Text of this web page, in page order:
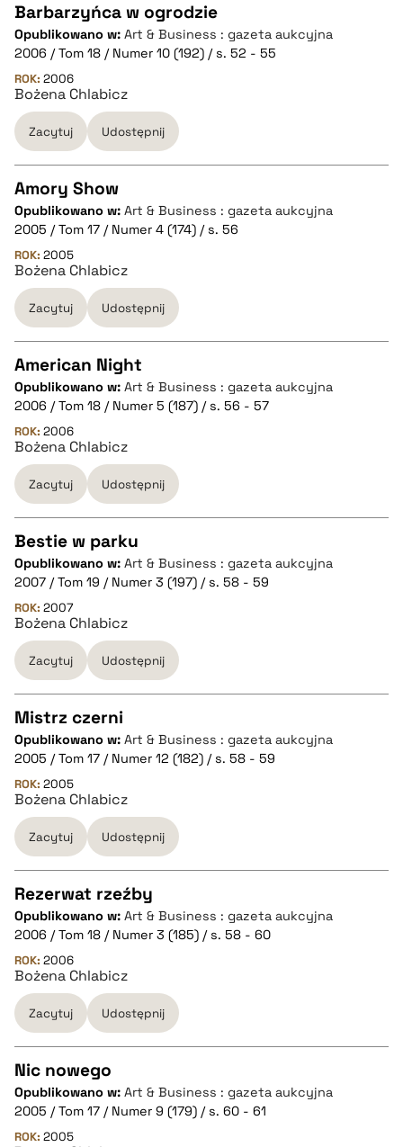
pobierz cytat
CZYSTY TEKST
pobierz cytat
BIBTEX
pobierz cytat
Barbarzyńca w ogrodzie
Opublikowano w: Art & Business : gazeta aukcyjna
2006 / Tom 18 / Numer 10 (192) / s. 52 - 55
ROK: 2006
Bożena Chlabicz
Zacytuj Udostępnij
CZYSTY TEKST
pobierz cytat
BIBTEX
pobierz cytat
Amory Show
Opublikowano w: Art & Business : gazeta aukcyjna
2005 / Tom 17 / Numer 4 (174) / s. 56
ROK: 2005
Bożena Chlabicz
Zacytuj Udostępnij
CZYSTY TEKST
pobierz cytat
BIBTEX
pobierz cytat
American Night
Opublikowano w: Art & Business : gazeta aukcyjna
2006 / Tom 18 / Numer 5 (187) / s. 56 - 57
ROK: 2006
Bożena Chlabicz
Zacytuj Udostępnij
CZYSTY TEKST
pobierz cytat
BIBTEX
pobierz cytat
Bestie w parku
Opublikowano w: Art & Business : gazeta aukcyjna
2007 / Tom 19 / Numer 3 (197) / s. 58 - 59
ROK: 2007
Bożena Chlabicz
Zacytuj Udostępnij
CZYSTY TEKST
pobierz cytat
BIBTEX
pobierz cytat
Mistrz czerni
Opublikowano w: Art & Business : gazeta aukcyjna
2005 / Tom 17 / Numer 12 (182) / s. 58 - 59
ROK: 2005
Bożena Chlabicz
Zacytuj Udostępnij
CZYSTY TEKST
pobierz cytat
BIBTEX
pobierz cytat
Rezerwat rzeźby
Opublikowano w: Art & Business : gazeta aukcyjna
2006 / Tom 18 / Numer 3 (185) / s. 58 - 60
ROK: 2006
Bożena Chlabicz
Zacytuj Udostępnij
CZYSTY TEKST
Nic nowego
Opublikowano w: Art & Business : gazeta aukcyjna
2005 / Tom 17 / Numer 9 (179) / s. 60 - 61
ROK: 2005